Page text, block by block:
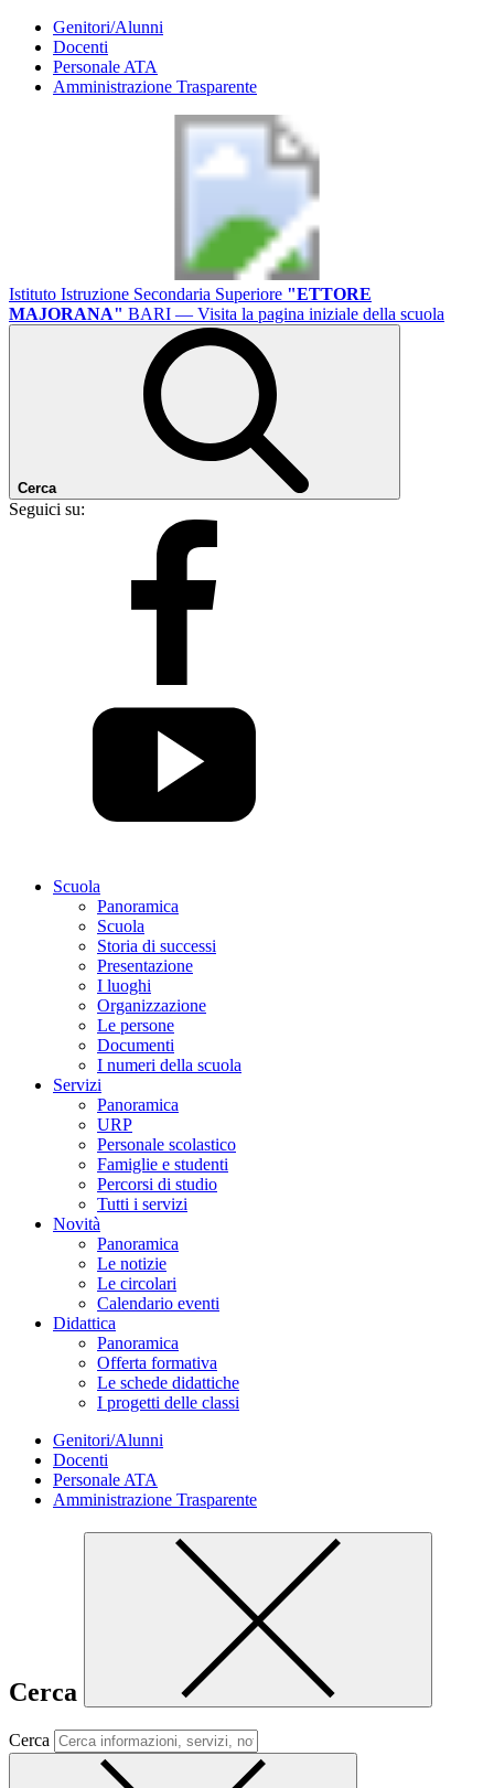
Genitori/Alunni
Docenti
Personale ATA
Amministrazione Trasparente
Istituto Istruzione Secondaria Superiore "ETTORE
MAJORANA" BARI — Visita la pagina iniziale della scuola
Cerca
Seguici su:
Scuola
Panoramica
Scuola
Storia di successi
Presentazione
I luoghi
Organizzazione
Le persone
Documenti
I numeri della scuola
Servizi
Panoramica
URP
Personale scolastico
Famiglie e studenti
Percorsi di studio
Tutti i servizi
Novità
Panoramica
Le notizie
Le circolari
Calendario eventi
Didattica
Panoramica
Offerta formativa
Le schede didattiche
I progetti delle classi
Genitori/Alunni
Docenti
Personale ATA
Amministrazione Trasparente
Cerca
Cerca